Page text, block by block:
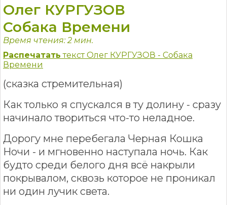
Олег КУРГУЗОВ
Собака Времени
Время чтения: 2 мин.
Распечатать текст Олег КУРГУЗОВ - Собака
Времени
(сказка стремительная)
Как только я спускался в ту долину - сразу
начинало твориться что-то неладное.
Дорогу мне перебегала Черная Кошка
Ночи - и мгновенно наступала ночь. Как
будто среди белого дня всё накрыли
покрывалом, сквозь которое не проникал
ни один лучик света.